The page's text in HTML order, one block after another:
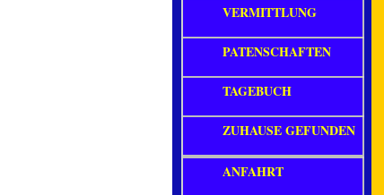
VERMITTLUNG
PATENSCHAFTEN
TAGEBUCH
ZUHAUSE GEFUNDEN
ANFAHRT